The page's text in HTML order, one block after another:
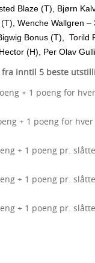
Blaze (T), Bjørn
Wenche Wallgren –
Bonus (T),  Torild
(H), Per Olav
fra inntil 5 beste
poeng for hver
poeng for hver
+ 1 poeng pr.
+ 1 poeng pr.
+ 1 poeng pr.